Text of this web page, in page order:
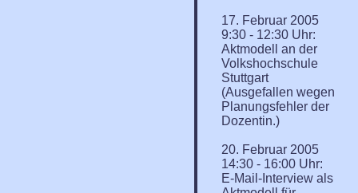
17. Februar 2005
9:30 - 12:30 Uhr:
Aktmodell an der
Volkshochschule
Stuttgart
(Ausgefallen wegen
Planungsfehler der
Dozentin.)
20. Februar 2005
14:30 - 16:00 Uhr:
E-Mail-Interview als